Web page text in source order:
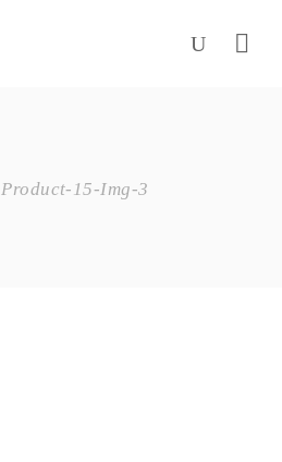
Product-15-Img-3